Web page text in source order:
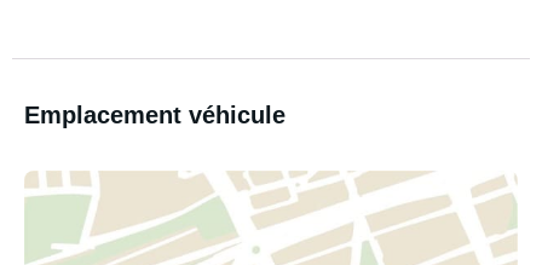
Emplacement véhicule